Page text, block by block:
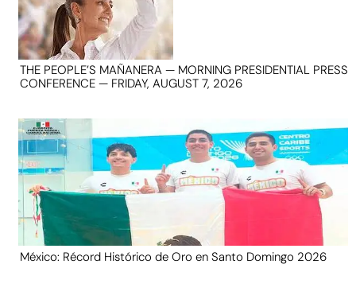
THE PEOPLE’S MAÑANERA — MORNING PRESIDENTIAL PRESS
CONFERENCE — FRIDAY, AUGUST 7, 2026
México: Récord Histórico de Oro en Santo Domingo 2026